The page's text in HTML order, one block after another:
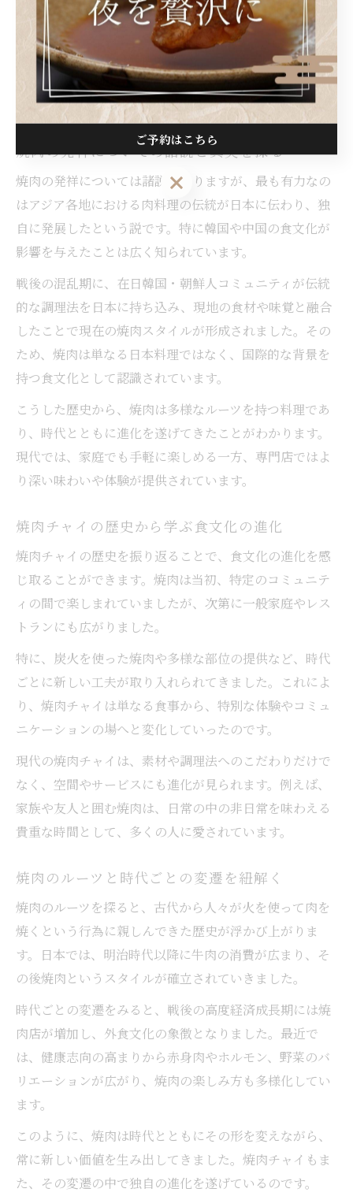
具体的には、肉の部位ごとの扱い方や味付け、提供スタ
イルにその歴史が表れています。焼肉チャイは、食卓を
囲む人々の会話や交流を大切にしながら、時代ごとの工
夫や知恵が受け継がれてきた証といえるでしょう。
焼肉の発祥についての諸説と真実を探る
焼肉の発祥については諸説がありますが、最も有力なの
はアジア各地における肉料理の伝統が日本に伝わり、独
自に発展したという説です。特に韓国や中国の食文化が
影響を与えたことは広く知られています。
戦後の混乱期に、在日韓国・朝鮮人コミュニティが伝統
的な調理法を日本に持ち込み、現地の食材や味覚と融合
したことで現在の焼肉スタイルが形成されました。その
ため、焼肉は単なる日本料理ではなく、国際的な背景を
持つ食文化として認識されています。
こうした歴史から、焼肉は多様なルーツを持つ料理であ
り、時代とともに進化を遂げてきたことがわかります。
現代では、家庭でも手軽に楽しめる一方、専門店ではよ
り深い味わいや体験が提供されています。
焼肉チャイの歴史から学ぶ食文化の進化
焼肉チャイの歴史を振り返ることで、食文化の進化を感
じ取ることができます。焼肉は当初、特定のコミュニテ
ィの間で楽しまれていましたが、次第に一般家庭やレス
トランにも広がりました。
特に、炭火を使った焼肉や多様な部位の提供など、時代
ごとに新しい工夫が取り入れられてきました。これによ
り、焼肉チャイは単なる食事から、特別な体験やコミュ
ニケーションの場へと変化していったのです。
現代の焼肉チャイは、素材や調理法へのこだわりだけで
なく、空間やサービスにも進化が見られます。例えば、
家族や友人と囲む焼肉は、日常の中の非日常を味わえる
貴重な時間として、多くの人に愛されています。
焼肉のルーツと時代ごとの変遷を紐解く
焼肉のルーツを探ると、古代から人々が火を使って肉を
焼くという行為に親しんできた歴史が浮かび上がりま
す。日本では、明治時代以降に牛肉の消費が広まり、そ
の後焼肉というスタイルが確立されていきました。
時代ごとの変遷をみると、戦後の高度経済成長期には焼
肉店が増加し、外食文化の象徴となりました。最近で
は、健康志向の高まりから赤身肉やホルモン、野菜のバ
リエーションが広がり、焼肉の楽しみ方も多様化してい
ます。
このように、焼肉は時代とともにその形を変えながら、
常に新しい価値を生み出してきました。焼肉チャイもま
た、その変遷の中で独自の進化を遂げているのです。
ご予約はこちら
ご予約はこちら